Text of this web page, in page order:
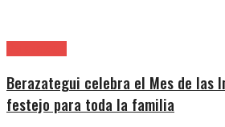
Berazategui celebra el Mes de las
festejo para toda la familia